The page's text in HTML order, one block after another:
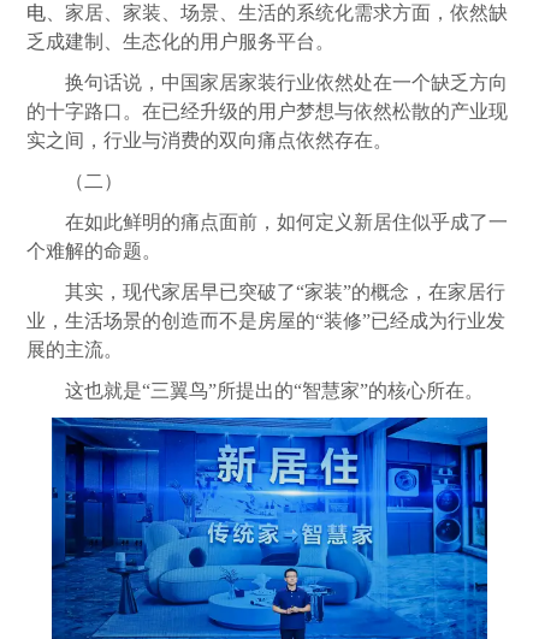
电 、家居、家装、场景、生活的系统化需求方面，依然缺
乏成建制、生态化的用户服务平台。
换句话说，中国家居家装行业依然处在一个缺乏方向
的十字路口。在已经升级的用户梦想与依然松散的产业现
实之间，行业与消费的双向痛点依然存在。
（二）
在如此鲜明的痛点面前，如何定义新居住似乎成了一
个难解的命题。
其实，现代家居早已突破了“家装”的概念，在家居行
业，生活场景的创造而不是房屋的“装修”已经成为行业发
展的主流。
这也就是“三翼鸟”所提出的“智慧家”的核心所在。